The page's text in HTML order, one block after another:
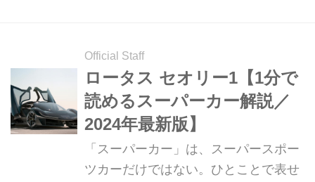
Official Staff
ロータス セオリー1【1分で
読めるスーパーカー解説／
2024年最新版】
「スーパーカー」は、スーパースポー
ツカーだけではない。ひとことで表せ